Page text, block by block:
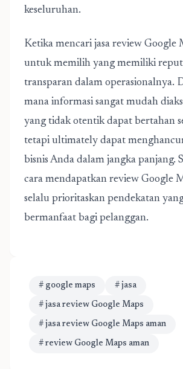
keseluruhan.
Ketika mencari jasa review Google
untuk memilih yang memiliki
transparan dalam operasionalnya.
mana informasi sangat mudah
yang tidak otentik dapat bertahan
tetapi ultimately dapat
bisnis Anda dalam jangka panjang.
cara mendapatkan review Google
selalu prioritaskan pendekatan
bermanfaat bagi pelanggan.
# google maps # jasa
# jasa review Google Maps
# jasa review Google Maps aman
# review Google Maps aman